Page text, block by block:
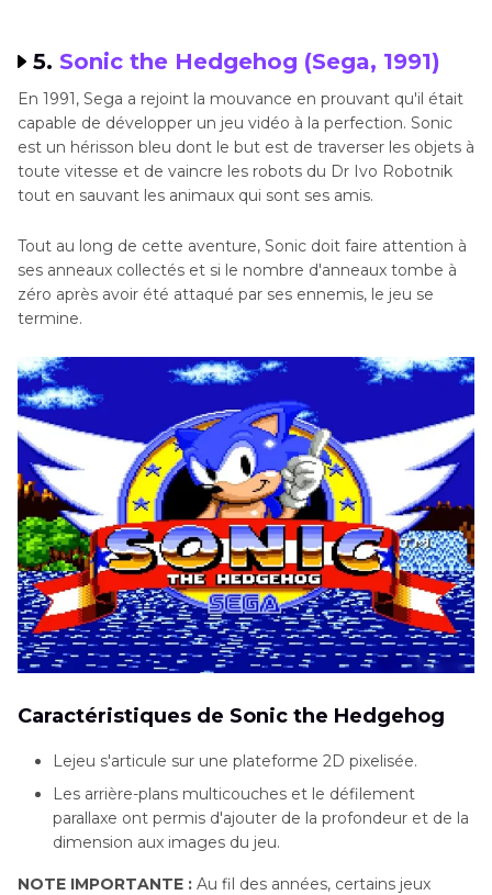
5. Sonic the Hedgehog (Sega, 1991)
En 1991, Sega a rejoint la mouvance en prouvant qu'il était
capable de développer un jeu vidéo à la perfection. Sonic
est un hérisson bleu dont le but est de traverser les objets à
toute vitesse et de vaincre les robots du Dr Ivo Robotnik
tout en sauvant les animaux qui sont ses amis.
Tout au long de cette aventure, Sonic doit faire attention à
ses anneaux collectés et si le nombre d'anneaux tombe à
zéro après avoir été attaqué par ses ennemis, le jeu se
termine.
Caractéristiques de Sonic the Hedgehog
Lejeu s'articule sur une plateforme 2D pixelisée.
Les arrière-plans multicouches et le défilement
parallaxe ont permis d'ajouter de la profondeur et de la
dimension aux images du jeu.
NOTE IMPORTANTE : Au fil des années, certains jeux